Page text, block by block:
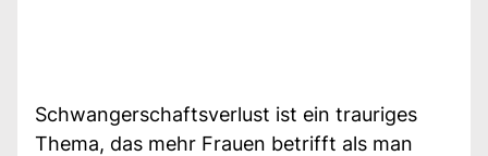
Schwangerschaftsverlust ist ein trauriges
Thema, das mehr Frauen betrifft als man